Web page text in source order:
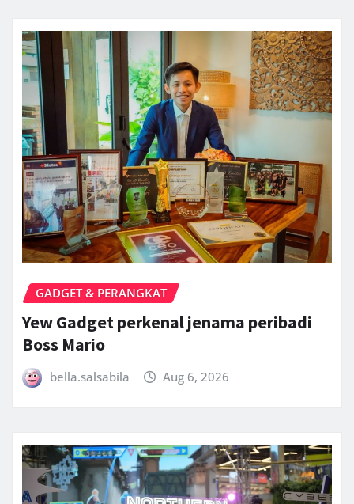
GADGET & PERANGKAT
Yew Gadget perkenal jenama peribadi
Boss Mario
bella.salsabila Aug 6, 2026